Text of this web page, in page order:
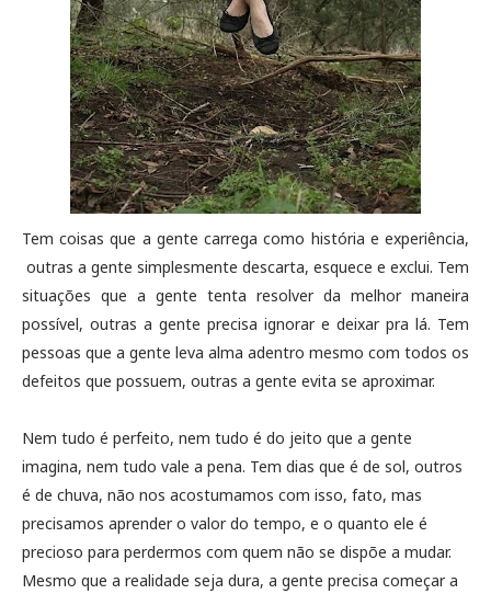
Tem coisas que a gente carrega como história e experiência,
outras a gente simplesmente descarta, esquece e exclui. Tem
situações que a gente tenta resolver da melhor maneira
possível, outras a gente precisa ignorar e deixar pra lá. Tem
pessoas que a gente leva alma adentro mesmo com todos os
defeitos que possuem, outras a gente evita se aproximar.
Nem tudo é perfeito, nem tudo é do jeito que a gente
imagina, nem tudo vale a pena. Tem dias que é de sol, outros
é de chuva, não nos acostumamos com isso, fato, mas
precisamos aprender o valor do tempo, e o quanto ele é
precioso para perdermos com quem não se dispõe a mudar.
Mesmo que a realidade seja dura, a gente precisa começar a